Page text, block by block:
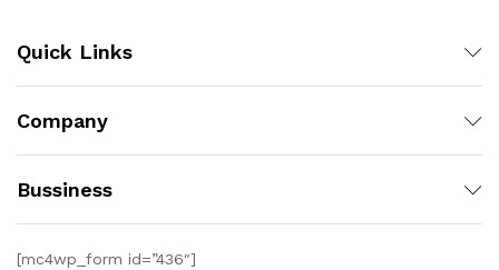
Quick Links
Company
Bussiness
[mc4wp_form id=”436″]